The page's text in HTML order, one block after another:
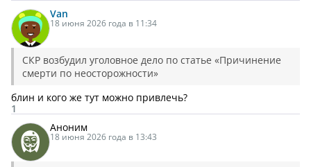
Van
18 июня 2026 года в 11:34
СКР возбудил уголовное дело по статье «Причинение
смерти по неосторожности»
блин и кого же тут можно привлечь?
1
Аноним
18 июня 2026 года в 13:43